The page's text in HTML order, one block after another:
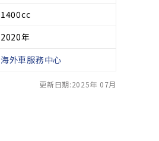
1400cc
2020年
海外車服務中心
更新日期:2025年 07月